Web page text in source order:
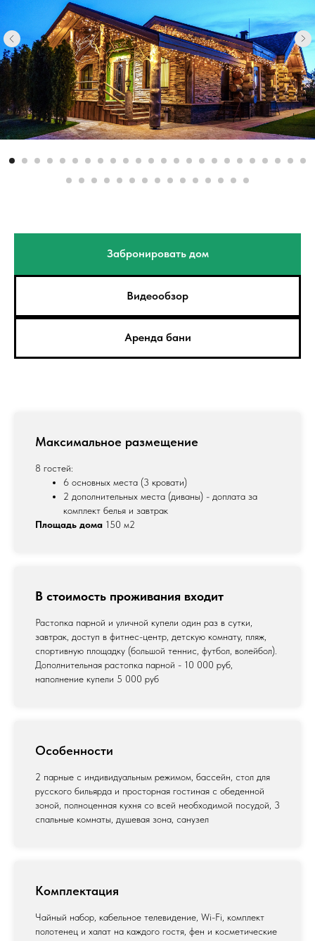
Забронировать дом
Видеообзор
Аренда бани
Максимальное размещение
8 гостей:
6 основных места (3 кровати)
2 дополнительных места (диваны) - доплата за
комплект белья и завтрак
Площадь дома 150 м2
В стоимость проживания входит
Растопка парной и уличной купели один раз в сутки,
завтрак, доступ в фитнес-центр, детскую комнату, пляж,
спортивную площадку (большой теннис, футбол, волейбол).
Дополнительная растопка парной - 10 000 руб,
наполнение купели 5 000 руб
Особенности
2 парные с индивидуальным режимом, бассейн, стол для
русского бильярда и просторная гостиная с обеденной
зоной, полноценная кухня со всей необходимой посудой, 3
спальные комнаты, душевая зона, санузел
Комплектация
Чайный набор, кабельное телевидение, Wi-Fi, комплект
полотенец и халат на каждого гостя, фен и косметические